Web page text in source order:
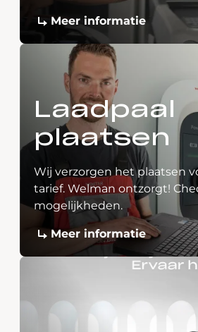
Meer informatie
Laadpaal
plaatsen
Wij verzorgen het plaatsen
tarief. Welman ontzorgt!
mogelijkheden.
Meer informatie